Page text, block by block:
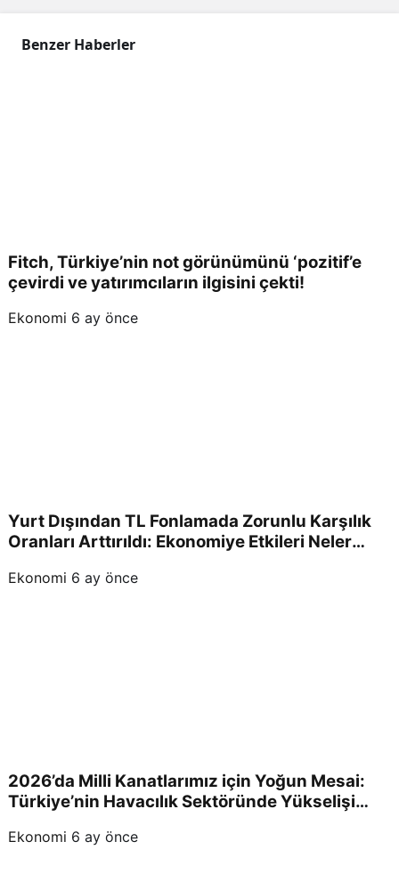
Benzer Haberler
Fitch, Türkiye’nin not görünümünü ‘pozitif’e
çevirdi ve yatırımcıların ilgisini çekti!
Ekonomi 6 ay önce
Yurt Dışından TL Fonlamada Zorunlu Karşılık
Oranları Arttırıldı: Ekonomiye Etkileri Neler
Ekonomi 6 ay önce
2026’da Milli Kanatlarımız için Yoğun Mesai:
Türkiye’nin Havacılık Sektöründe Yükselişi
Ekonomi 6 ay önce